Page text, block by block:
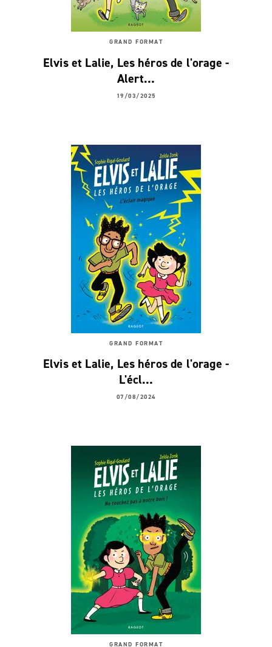
GRAND FORMAT
Elvis et Lalie, Les héros de l'orage -
Alert…
19/03/2025
GRAND FORMAT
Elvis et Lalie, Les héros de l'orage -
L'écl…
07/08/2024
GRAND FORMAT